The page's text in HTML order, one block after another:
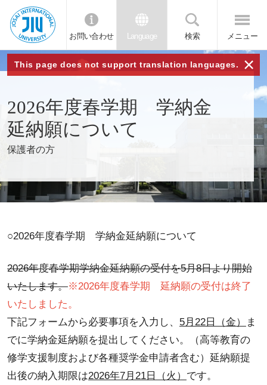
JIU 城西国
際大学
お問い合わせ Language 検索 メニュー
This page does not support translation languages. ×
2026年度春学期 学納金
延納願について
保護者の方
○2026年度春学期 学納金延納願について
2026年度春学期学納金延納願の受付を5月8日より開始
いたします。※2026年度春学期 延納願の受付は終了
いたしました。
下記フォームから必要事項を入力し、 5月22日（金）
ま
でに学納金延納願を提出してください。（高等教育の
修学支援制度および各種奨学金申請者含む）延納願提
出後の納入期限は2026年7月21日（火） です。